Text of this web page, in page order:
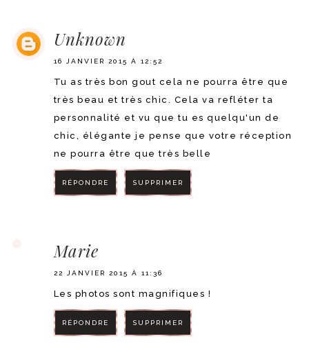
Unknown
16 JANVIER 2015 À 12:52
Tu as très bon gout cela ne pourra être que
très beau et très chic. Cela va refléter ta
personnalité et vu que tu es quelqu'un de
chic, élégante je pense que votre réception
ne pourra être que très belle
RÉPONDRE SUPPRIMER
Marie
22 JANVIER 2015 À 11:36
Les photos sont magnifiques !
RÉPONDRE SUPPRIMER